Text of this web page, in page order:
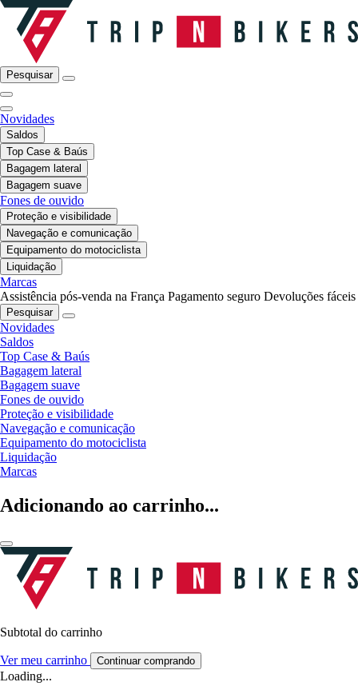
Pesquisar
Novidades
Saldos
Top Case & Baús
Bagagem lateral
Bagagem suave
Fones de ouvido
Proteção e visibilidade
Navegação e comunicação
Equipamento do motociclista
Liquidação
Marcas
Assistência pós-venda na França Pagamento seguro Devoluções fáceis
Pesquisar
Novidades
Saldos
Top Case & Baús
Bagagem lateral
Bagagem suave
Fones de ouvido
Proteção e visibilidade
Navegação e comunicação
Equipamento do motociclista
Liquidação
Marcas
Adicionando ao carrinho...
Subtotal do carrinho
Ver meu carrinho Continuar comprando
Loading...